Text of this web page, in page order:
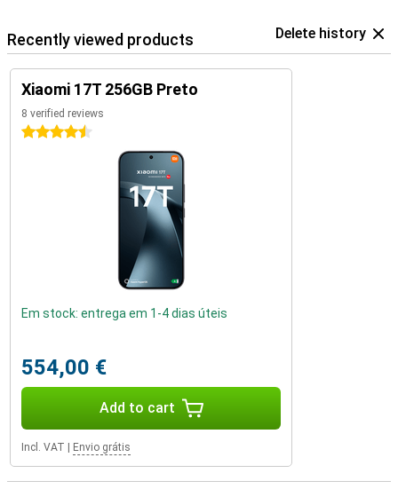
Recently viewed products Delete history
Xiaomi 17T 256GB Preto
8 verified reviews
4.5 stars
Em stock: entrega em 1-4 dias úteis
554,00 €
Add to cart
Incl. VAT Envio grátis